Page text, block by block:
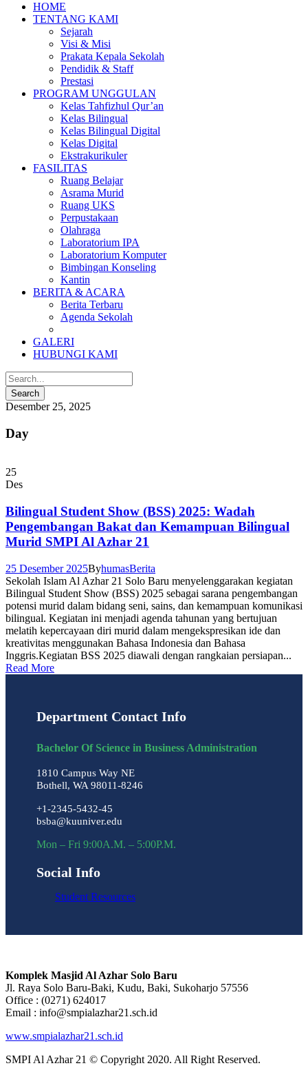
HOME
TENTANG KAMI
Sejarah
Visi & Misi
Prakata Kepala Sekolah
Pendidik & Staff
Prestasi
PROGRAM UNGGULAN
Kelas Tahfizhul Qur’an
Kelas Bilingual
Kelas Bilingual Digital
Kelas Digital
Ekstrakurikuler
FASILITAS
Ruang Belajar
Asrama Murid
Ruang UKS
Perpustakaan
Olahraga
Laboratorium IPA
Laboratorium Komputer
Bimbingan Konseling
Kantin
BERITA & ACARA
Berita Terbaru
Agenda Sekolah
GALERI
HUBUNGI KAMI
Desember 25, 2025
Day
25
Des
Bilingual Student Show (BSS) 2025: Wadah
Pengembangan Bakat dan Kemampuan Bilingual
Murid SMPI Al Azhar 21
25 Desember 2025ByhumasBerita
Sekolah Islam Al Azhar 21 Solo Baru menyelenggarakan kegiatan
Bilingual Student Show (BSS) 2025 sebagai sarana pengembangan
potensi murid dalam bidang seni, sains, dan kemampuan komunikasi
bilingual. Kegiatan ini menjadi agenda tahunan yang bertujuan
melatih kepercayaan diri murid dalam mengekspresikan ide dan
kreativitas menggunakan Bahasa Indonesia dan Bahasa
Inggris.Kegiatan BSS 2025 diawali dengan rangkaian persiapan...
Read More
Department Contact Info
Bachelor Of Science in Business Administration
1810 Campus Way NE
Bothell, WA 98011-8246
+1-2345-5432-45
bsba@kuuniver.edu
Mon – Fri 9:00A.M. – 5:00P.M.
Social Info
Student Resources
Komplek Masjid Al Azhar Solo Baru
Jl. Raya Solo Baru-Baki, Kudu, Baki, Sukoharjo 57556
Office : (0271) 624017
Email : info@smpialazhar21.sch.id
www.smpialazhar21.sch.id
SMPI Al Azhar 21 © Copyright 2020. All Right Reserved.